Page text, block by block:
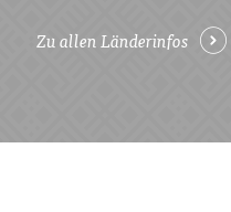
Zu allen Länderinfos